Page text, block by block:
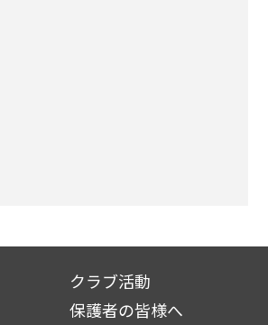
クラブ活動
保護者の皆様へ